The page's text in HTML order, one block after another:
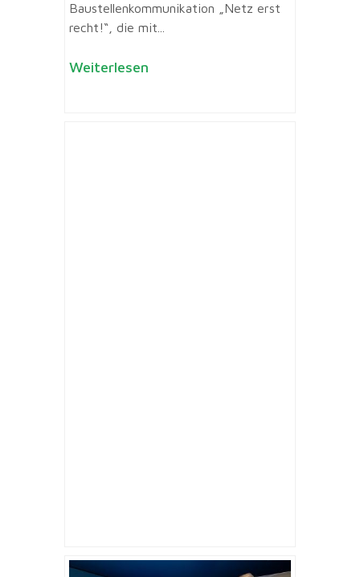
Baustellenkommunikation „Netz erst
recht!“, die mit...
Weiterlesen